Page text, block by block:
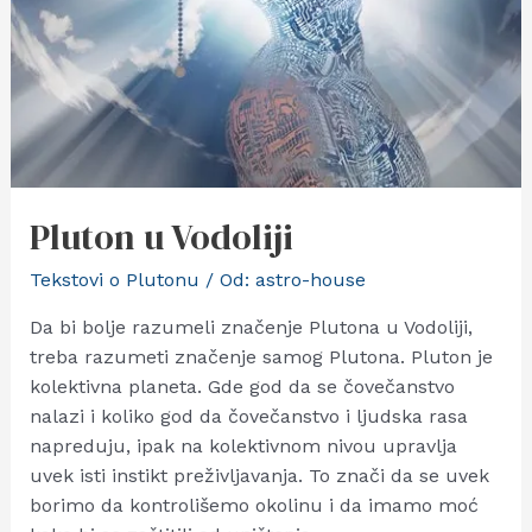
Pluton u Vodoliji
Tekstovi o Plutonu / Od: astro-house
Da bi bolje razumeli značenje Plutona u Vodoliji,
treba razumeti značenje samog Plutona. Pluton je
kolektivna planeta. Gde god da se čovečanstvo
nalazi i koliko god da čovečanstvo i ljudska rasa
napreduju, ipak na kolektivnom nivou upravlja
uvek isti instikt preživljavanja. To znači da se uvek
borimo da kontrolišemo okolinu i da imamo moć